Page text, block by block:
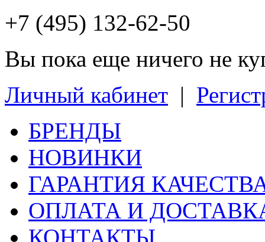
+7 (495) 132-62-50
Вы пока еще ничего не
Личный кабинет |
БРЕНДЫ
НОВИНКИ
ГАРАНТИЯ
ОПЛАТА И